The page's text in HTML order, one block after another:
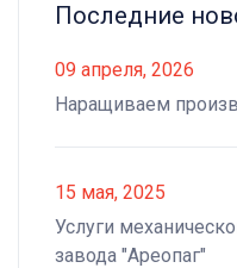
Последние
09 апреля, 2026
Наращиваем
15 мая, 2025
Услуги
завода "Ареопаг"